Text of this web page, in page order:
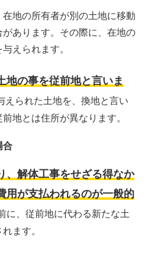
地の所有者が別の土地に移動
あります。その際に、在地の
えられます。
地の事を従前地と言いま
えられた土地を、換地と言い
地とは住所が異なります。
合
、解体工事をせざる得なか
用が支払われるのが一般的
に、従前地に代わる新たな土
ます。